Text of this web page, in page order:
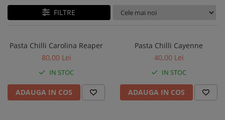
Zacusca
Carolina Reaper
Super Hot
Bere artizanala
FILTRE
Pasta Chilli Carolina Reaper
80,00 Lei
IN STOC
ADAUGA IN COS
Pasta Chilli Cayenne
40,00 Lei
IN STOC
ADAUGA IN COS